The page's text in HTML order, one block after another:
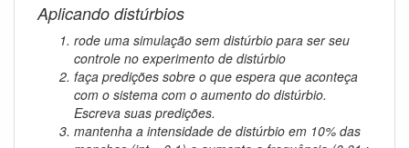
Aplicando distúrbios
rode uma simulação sem distúrbio para ser seu
controle no experimento de distúrbio
faça predições sobre o que espera que aconteça
com o sistema com o aumento do distúrbio.
Escreva suas predições.
mantenha a intensidade de distúrbio em 10% das